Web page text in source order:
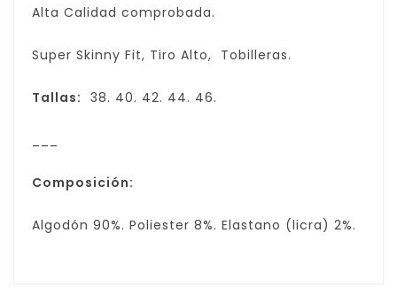
Alta Calidad comprobada.
Super Skinny Fit, Tiro Alto, Tobilleras.
Tallas: 38. 40. 42. 44. 46.
Composición:
Algodón 90%. Poliester 8%. Elastano (licra) 2%.